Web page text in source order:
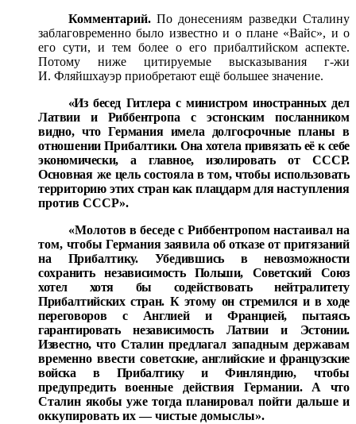
Комментарий.По донесениям разведки Сталину
заблаговременно было известно и о плане «Вайс», и о
его сути, и тем более о его прибалтийском аспекте.
Потому ниже цитируемые высказывания г-жи
И. Фляйшхауэр приобретают ещё большее значение.
«Из бесед Гитлера с министром иностранных дел
Латвии и Риббентропа с эстонским посланником
видно, что Германия имела долгосрочные планы в
отношении Прибалтики.Она хотела привязать её к себе
экономически, а главное, изолировать от СССР.
Основная же цель состояла в том, чтобыиспользовать
территорию этих стран как плацдарм для на­ступления
против СССР».
«Молотов в беседе с Риббентропом настаивал на
том, чтобы Германия заявила об отказе от притязаний
на Прибалтику. Убедившись в невозможности
сохранить независимость Польши, Советский Союз
хотел хотя бы содействовать нейтралитету
Прибалтийских стран. К этому он стремился и в ходе
переговоров с Англией и Францией, пытаясь
гарантировать независимость Латвии и Эстонии.
Известно, что Сталин предлагал западным державам
временно ввести советские, английские и французские
войска в Прибалтику и Финляндию, чтобы
предупредить военные действия Германии. А что
Сталин якобы уже тогда планировал пойти дальше и
оккупировать их — чистые домыслы».